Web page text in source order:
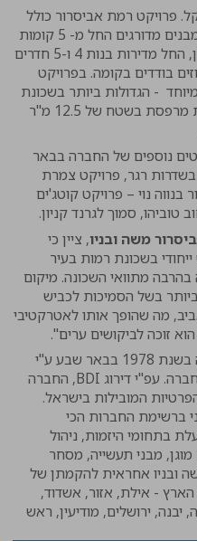
מ 1.6 מיליון שקל. פרויקט רמת אביסרור כולל
112 יחידיות דיור שיתפרסו על פני מבנים מדורגים החל מ- 5 קומות
ועד 9 קומות, עם תמהיל דירות מגוון, החל מדירות בנות 4 ו-5 חדרים
בודדים בקומה. בפרויקט
רחבות במיוחד - הגדולות ביותר בשכונת
רמות, ששטחן 129.5 מ"ר ובתוספת מרפסת בשטח של 12.5 מ"ר
מצטרף ל-4 פרויקטים נוספים של החברה בבאר
רגר, פרויקט צמרת
בנווה נוי – פרויקט קוטג'ים
טוביהו, סמוך לגרנד קניון.
משה ובניו, ציין כי
בשכונת רמות בעיר
בהרבה מתוואי השכונה. מיקום
בשל הסמיכות לכביש
מה שהופך אותו לאטרקטיבי
זוכה לביקושים ערים".
הוקמה בשנת 1978 בבאר שבע ע"י
עפ"י דירוג BDI, החברה
הנדל"ן הפרטיות המובילות בישראל.
ברשימת החברות הכי
2. החברה פועלת בתחומי היזמות, ניהול
מוגן, מבני תעשייה, מסחר
ובניו אחראית להקמתן של
הארץ - אילת, אזור, אשדוד,
ירושלים, מודיעין, ראש